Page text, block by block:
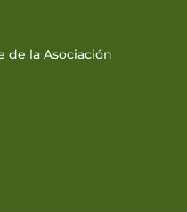
de la Asociación